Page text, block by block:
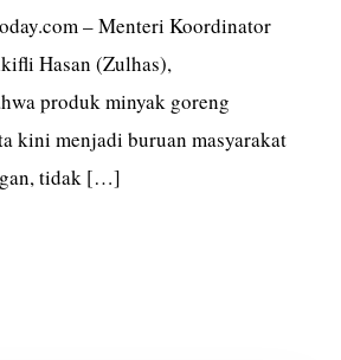
– Menteri Koordinator
Hasan (Zulhas),
produk minyak goreng
kini menjadi buruan masyarakat
tidak […]